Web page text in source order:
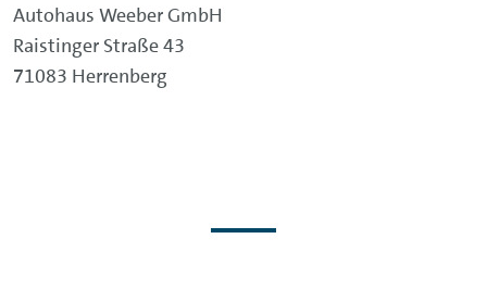
Autohaus Weeber GmbH
Raistinger Straße 43
71083 Herrenberg